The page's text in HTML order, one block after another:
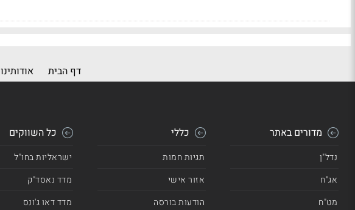
דף הבית אודותינו
מדורים באתר
נדל"ן
אג"ח
מט"ח
כללי
תגיות חמות
אזור אישי
הודעות בורסה
כל השווקים
ישראליות בחו"ל
מדד נאסד"ק
מדד דאו ג'ונס